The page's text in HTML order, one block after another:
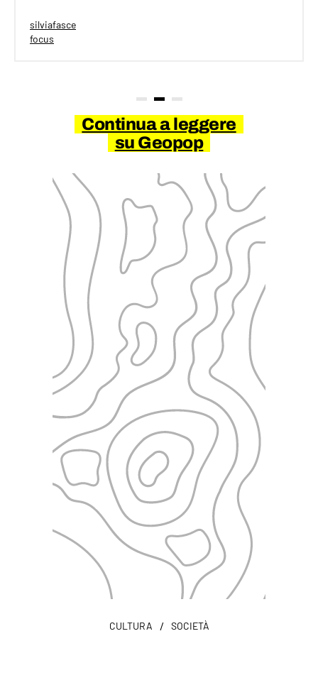
silviafasce
focus
Continua a leggere
su Geopop
CULTURA / SOCIETÀ